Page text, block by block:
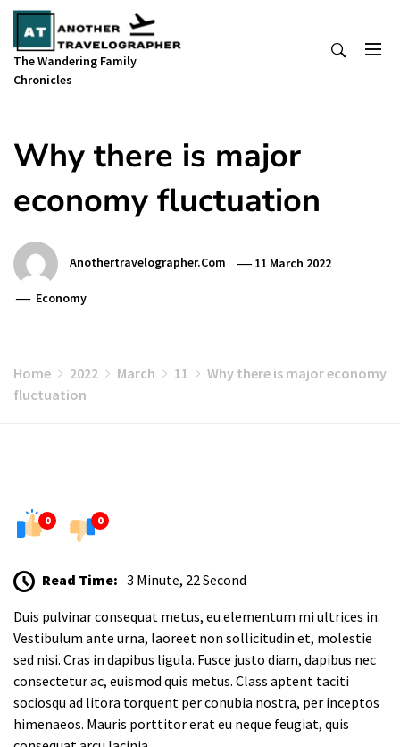
Skip
content
The Wandering Family
Chronicles
Why there is major
economy fluctuation
Anothertravelographer.com 11 March 2022
Economy
Home 2022 March 11
Why there is major economy
fluctuation
0 0
Read Time: 3 Minute, 22 Second
Duis pulvinar consequat metus, eu elementum mi ultrices in.
Vestibulum ante urna, laoreet non sollicitudin et, molestie
sed nisi. Cras in dapibus ligula. Fusce justo diam, dapibus nec
consectetur ac, euismod quis metus. Class aptent taciti
sociosqu ad litora torquent per conubia nostra, per inceptos
himenaeos. Mauris porttitor erat eu neque feugiat, quis